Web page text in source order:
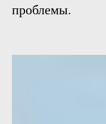
проблемы.